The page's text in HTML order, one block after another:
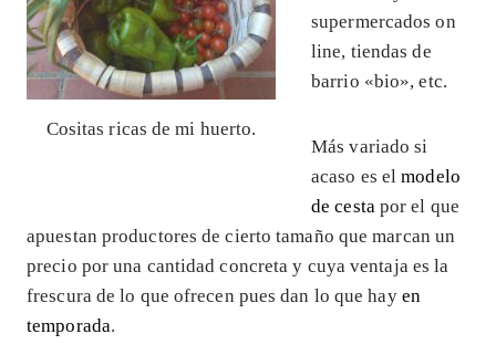
Cositas ricas de mi huerto.
supermercados on
line, tiendas de
barrio «bio», etc.
Más variado si
acaso es el modelo
de cesta por el que
apuestan productores de cierto tamaño que marcan un
precio por una cantidad concreta y cuya ventaja es la
frescura de lo que ofrecen pues dan lo que hay en
temporada.